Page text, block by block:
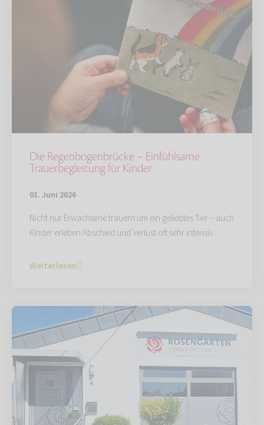
Die Regenbogenbrücke – Einfühlsame
Trauerbegleitung für Kinder
01. Juni 2026
Nicht nur Erwachsene trauern um ein geliebtes Tier – auch
Kinder erleben Abschied und Verlust oft sehr intensiv.
Weiterlesen